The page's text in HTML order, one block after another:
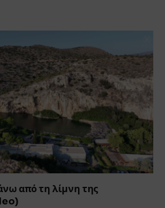
από τη λίμνη της